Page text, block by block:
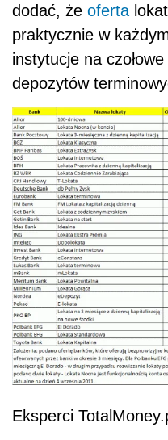
dodać, że oferta
praktycznie w
instytucje na
depozytów
Eksperci